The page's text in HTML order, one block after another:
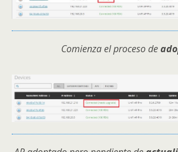
Comienza el proceso de